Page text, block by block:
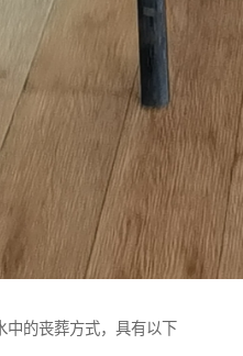
中的丧葬方式，具有以下